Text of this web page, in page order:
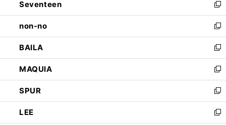
く
で
開
く
ド
ウ
で
開
く
Seventeen
新
し
い
ウ
ィ
ン
ド
ウ
で
開
く
non-no
新
し
い
ウ
ィ
ン
ド
ウ
で
開
BAILA
新
し
い
ウ
ィ
ン
ド
MAQUIA
新
し
い
ウ
ィ
SPUR
新
し
い
LEE
新